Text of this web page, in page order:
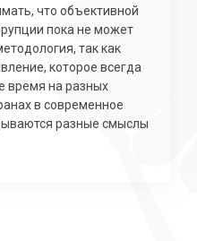
что объективной
пока не может
так как
которое всегда
время на разных
в современное
разные смыслы